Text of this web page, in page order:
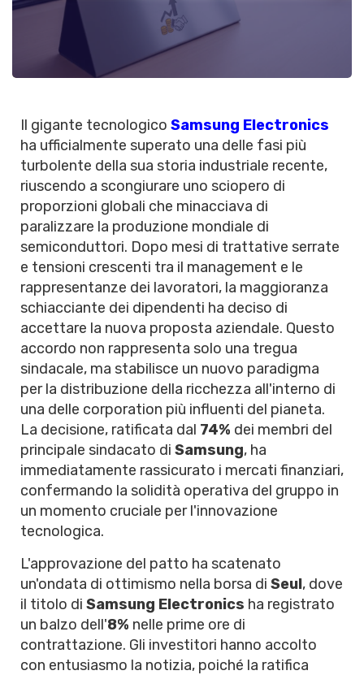
Il gigante tecnologico Samsung Electronics
ha ufficialmente superato una delle fasi più
turbolente della sua storia industriale recente,
riuscendo a scongiurare uno sciopero di
proporzioni globali che minacciava di
paralizzare la produzione mondiale di
semiconduttori. Dopo mesi di trattative serrate
e tensioni crescenti tra il management e le
rappresentanze dei lavoratori, la maggioranza
schiacciante dei dipendenti ha deciso di
accettare la nuova proposta aziendale. Questo
accordo non rappresenta solo una tregua
sindacale, ma stabilisce un nuovo paradigma
per la distribuzione della ricchezza all'interno di
una delle corporation più influenti del pianeta.
La decisione, ratificata dal 74% dei membri del
principale sindacato di Samsung, ha
immediatamente rassicurato i mercati finanziari,
confermando la solidità operativa del gruppo in
un momento cruciale per l'innovazione
tecnologica.
L'approvazione del patto ha scatenato
un'ondata di ottimismo nella borsa di Seul, dove
il titolo di Samsung Electronics ha registrato
un balzo dell'8% nelle prime ore di
contrattazione. Gli investitori hanno accolto
con entusiasmo la notizia, poiché la ratifica